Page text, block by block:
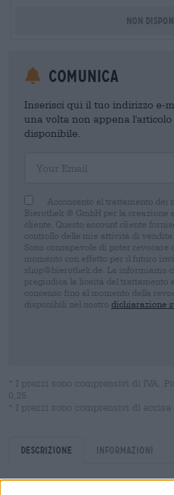
Non
Comunica
Inserisci qui il tuo indirizzo e-
una volta non appena
disponibile.
Acconsento al trattamento dei
Bierothek ® GmbH per la creazione
cliente. Questo account cliente
controllo delle mie attività di vendita
Sono consapevole di poter revocare
momento con effetto per il futuro
shop@bierothek.de. La informiamo
pregiudica la liceità del trattamento
consenso fino al momento della
disponibili nel nostro dichiarazione
* I prezzi sono comprensivi di IVA.
0,25
* I prezzi sono comprensivi di accisa
Descrizione Informazioni